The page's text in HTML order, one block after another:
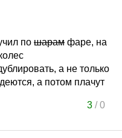
по шарам фаре, на
а не только
а потом плачут
3/0